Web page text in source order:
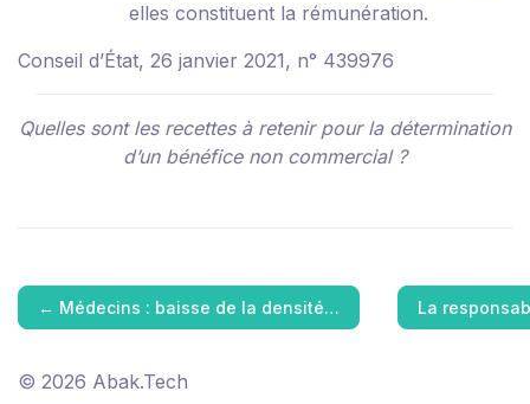
elles constituent la rémunération.
Conseil d’État, 26 janvier 2021, n° 439976
Quelles sont les recettes à retenir pour la détermination
d’un bénéfice non commercial ?
← Médecins : baisse de la densité… La
© 2026 Abak.Tech